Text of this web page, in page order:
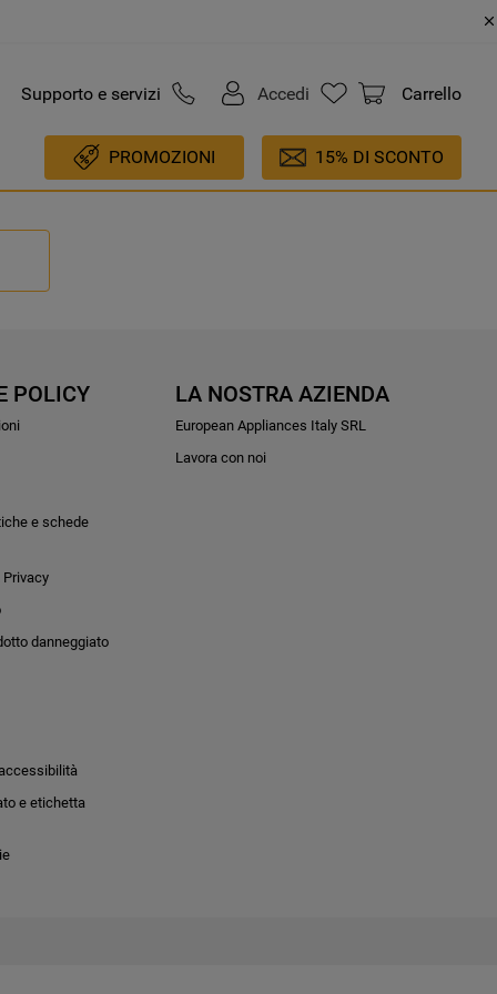
Supporto e servizi Accedi Carrello
PROMOZIONI 15% DI SCONTO
POLICY
e schede
danneggiato
e etichetta
LA NOSTRA AZIENDA
European Appliances Italy SRL
Lavora con noi